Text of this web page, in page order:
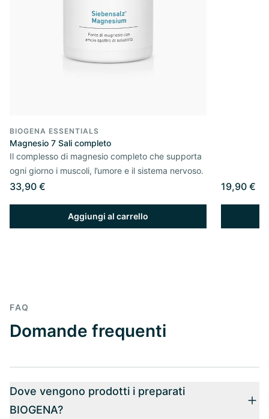
BIOGENA ESSENTIALS
Magnesio 7 Sali completo
Il complesso di magnesio completo che supporta
ogni giorno i muscoli, l’umore e il sistema nervoso.
33,90 €
Aggiungi al carrello
19,90 €
FAQ
Domande frequenti
Dove vengono prodotti i preparati
BIOGENA?